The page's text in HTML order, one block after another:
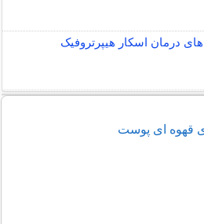
درمان اسکار هیپرتروفیک
قهوه ای پوست